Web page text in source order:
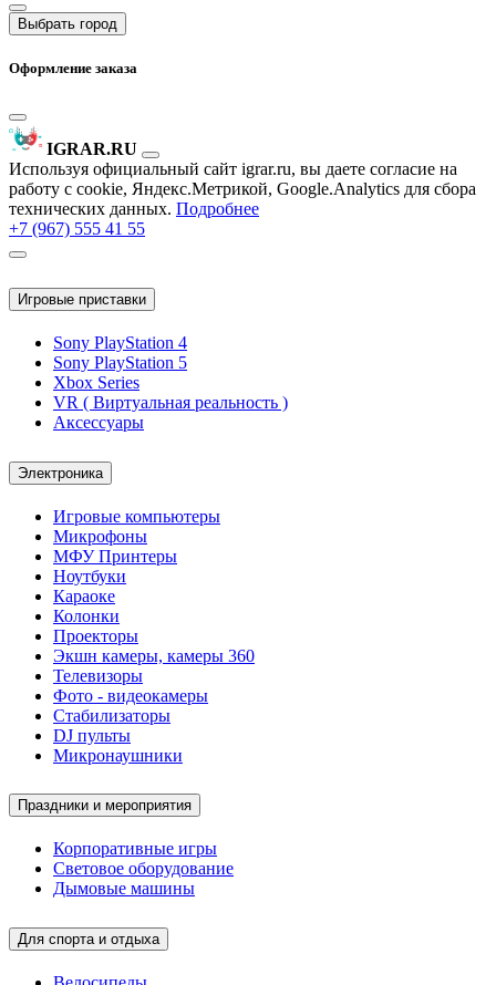
Выбрать город
Оформление заказа
IGRAR.RU
Используя официальный сайт igrar.ru, вы даете согласие на
работу с cookie, Яндекс.Метрикой, Google.Analytics для сбора
технических данных. Подробнее
+7 (967) 555 41 55
Игровые приставки
Sony PlayStation 4
Sony PlayStation 5
Xbox Series
VR ( Виртуальная реальность )
Аксессуары
Электроника
Игровые компьютеры
Микрофоны
МФУ Принтеры
Ноутбуки
Караоке
Колонки
Проекторы
Экшн камеры, камеры 360
Телевизоры
Фото - видеокамеры
Стабилизаторы
DJ пульты
Микронаушники
Праздники и мероприятия
Корпоративные игры
Световое оборудование
Дымовые машины
Для спорта и отдыха